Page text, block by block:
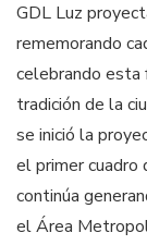
GDL Luz
rememorando
celebrando esta
tradición de la
se inició la
el primer cuadro
continúa
el Área